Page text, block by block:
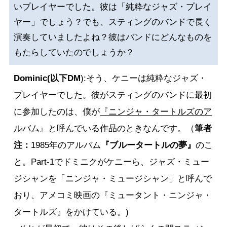
いプレイヤーでした。彼は「純粋なジャズ・プレイ
ヤー」でしょう？でも、スティングのバンドで長く
演奏していましたよね？彼はバンドにどんなものを
もたらしていたのでしょうか？
Dominic(以下DM):そう、ケニーは純粋なジャズ・
プレイヤーでした。彼がスティングのバンドに最初
に参加したのは、僕が 『ニンジャ・タートルズのア
ルバム』と呼んでいる作品のときなんです。（筆者
注： 1985年のアルバム 『ブルータートルの夢』のこ
と。Part-1でドミニクがケニーら、ジャズ・ミュー
ジシャンを「ニンジャ・ミュージシャン」と呼んで
おり、アメコミ映画の『ミュータント・ニンジャ・
タートルズ』をかけている。)